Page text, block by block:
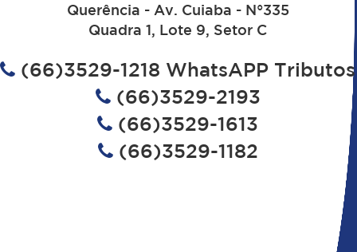
Querência - Av. Cuiaba - N°335
Quadra 1, Lote 9, Setor C
(66)3529-1218 WhatsAPP Tributos
(66)3529-2193
(66)3529-1613
(66)3529-1182